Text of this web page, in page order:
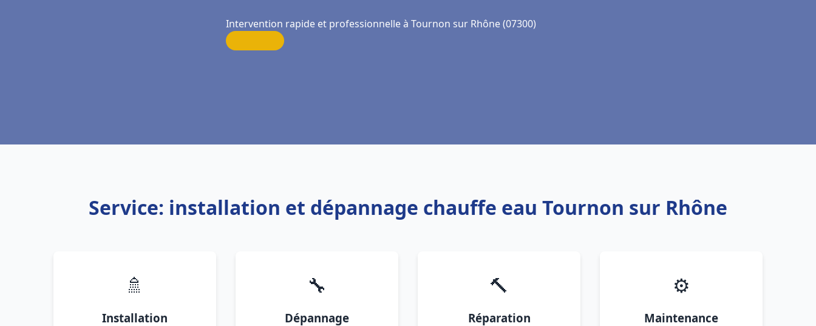
Intervention rapide et professionnelle à Tournon sur Rhône (07300)
Service: installation et dépannage chauffe eau Tournon sur Rhône
🚿
Installation
🔧
Dépannage
🔨
Réparation
⚙️
Maintenance